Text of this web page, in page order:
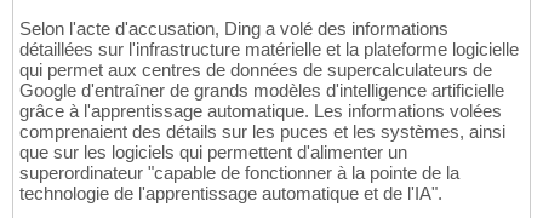
Selon l'acte d'accusation, Ding a volé des informations
détaillées sur l'infrastructure matérielle et la plateforme logicielle
qui permet aux centres de données de supercalculateurs de
Google d'entraîner de grands modèles d'intelligence artificielle
grâce à l'apprentissage automatique. Les informations volées
comprenaient des détails sur les puces et les systèmes, ainsi
que sur les logiciels qui permettent d'alimenter un
superordinateur "capable de fonctionner à la pointe de la
technologie de l'apprentissage automatique et de l'IA".